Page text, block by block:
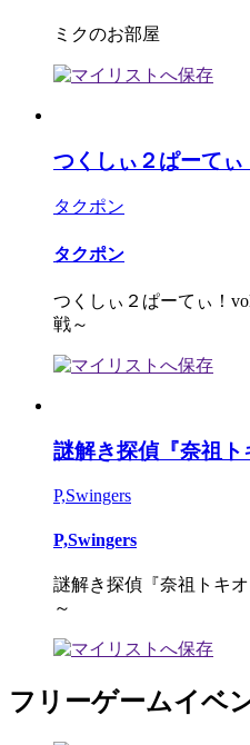
ミクのお部屋
つくしぃ２ぱーてぃ
タクポン
タクポン
つくしぃ２ぱーてぃ！
戦～
謎解き探偵『奈祖ト
P,Swingers
P,Swingers
謎解き探偵『奈祖トキ
～
フリーゲームイベ